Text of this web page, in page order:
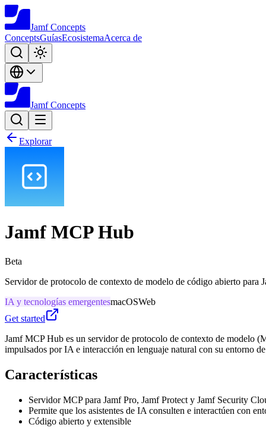
Jamf Concepts
ConceptsGuíasEcosistemaAcerca de
Jamf Concepts
Explorar
Jamf MCP Hub
Beta
Servidor de protocolo de contexto de modelo de código abierto para
IA y tecnologías emergentesmacOSWeb
Get started
Jamf MCP Hub es un servidor de protocolo de contexto de modelo
impulsados por IA e interacción en lenguaje natural con su entorno
Características
Servidor MCP para Jamf Pro, Jamf Protect y Jamf Security
Permite que los asistentes de IA consulten e interactúen con
Código abierto y extensible